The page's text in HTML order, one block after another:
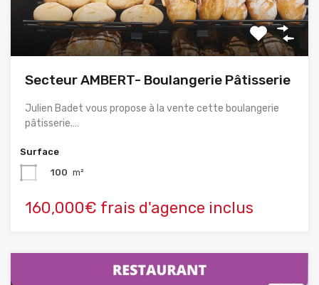
Secteur AMBERT- Boulangerie Pâtisserie
Julien Badet vous propose à la vente cette boulangerie
pâtisserie.…
Surface
100 m²
160,000€ frais d'agence inclus